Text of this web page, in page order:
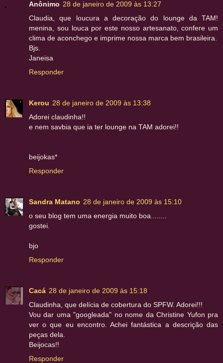
Anônimo 28 de janeiro de 2009 às 13:27
Claudia, que loucura a decoração do lounge da TAM!
menina, sou louca por este nosso artesanato, confere um
clima de aconchego e imprime nossa marca bem brasileira.
Bjs.
Janeisa
Responder
Kerou 28 de janeiro de 2009 às 13:38
Adorei claudinha!!
e nem savbia que ia ter lounge na TAM adorei!!
beijokas*
Responder
Sandra Matano 28 de janeiro de 2009 às 15:10
o seu blog tem uma energia muito boa........
gostei.
bjo
Responder
Cacá 28 de janeiro de 2009 às 15:18
Claudinha, que delícia de cobertura do SPFW. Adorei!!!
Vou dar uma "googleada" no nome da Christine Yufon pra
ver o que eu encontro. Achei fantástica a descrição das
peças dela.
Beijocas!!
Responder